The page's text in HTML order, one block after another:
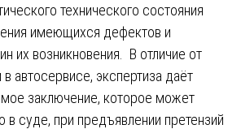
технического состояния
имеющихся дефектов и
их возникновения. В отличие от
автосервисе, экспертиза даёт
заключение, которое может
в суде, при предъявлении претензий